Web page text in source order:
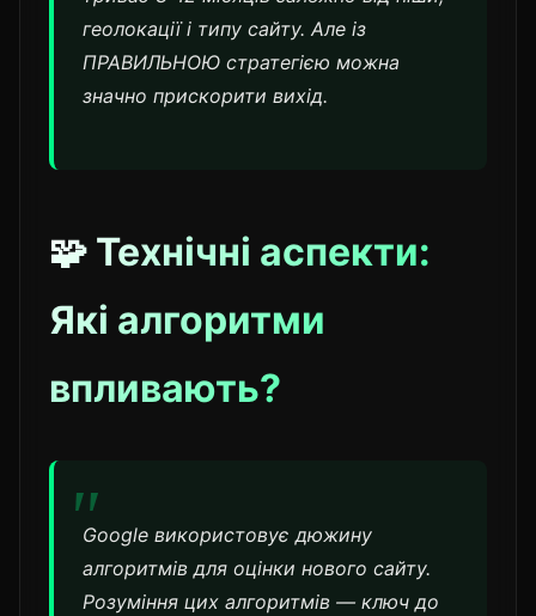
геолокації і типу сайту. Але із
ПРАВИЛЬНОЮ стратегією можна
значно прискорити вихід.
🧩 Технічні аспекти:
Які алгоритми
впливають?
Google використовує дюжину
алгоритмів для оцінки нового сайту.
Розуміння цих алгоритмів — ключ до